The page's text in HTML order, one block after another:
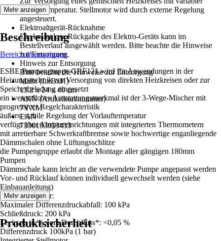
Vorlauftemperatur. Stellmotor wird durch externe Regelung
angesteuert.
Elektroaltgerät-Rücknahme
Die kostenlose Rückgabe des Elektro-Geräts kann im
Bestellverlauf ausgewählt werden. Bitte beachte die Hinweise
zur Entsorgung.
Hinweis zur Entsorgung
Bitte beachte die Hinweise zur Entsorgung
Maße (LxBxH)
13.2 x 24 x 40 cm
AKN (Artikelkurznummer)
7YXM
EAN
7330193053433
Mehr anzeigen
Beschreibung
Bereich überspringen
ESBE Pumpengruppe GRF121 wird für Anwendungen in der
Heizungstechnik zur Versorgung von direkten Heizkreisen oder zur
Speicherbeladung eingesetzt
ein wesentliches Ausstattungsmerkmal ist der 3-Wege-Mischer mit
progressiver Regelcharakteristik
äußerst stabile Regelung der Vorlauftemperatur
verfügt über Absperreinrichtungen mit integrierten Thermometern
mit arretierbare Schwerkraftbremse sowie hochwertige enganliegende
Dämmschalen ohne Lüftungsschlitze
die Pumpengruppe erlaubt die Montage aller gängigen 180mm
Pumpen
Dämmschale kann leicht an die verwendete Pumpe angepasst werden
Vor- und Rücklauf können individuell gewechselt werden (siehe
Einbauanleitung)
3-Wege-Mischer:
Maximaler Differenzdruckabfall: 100 kPa
Schließdruck: 200 kPa
Leckrate in % vom Durchfluss*: <0,05 %
Differenzdruck 100kPa (1 bar)
Mehr anzeigen
Produktsicherheit